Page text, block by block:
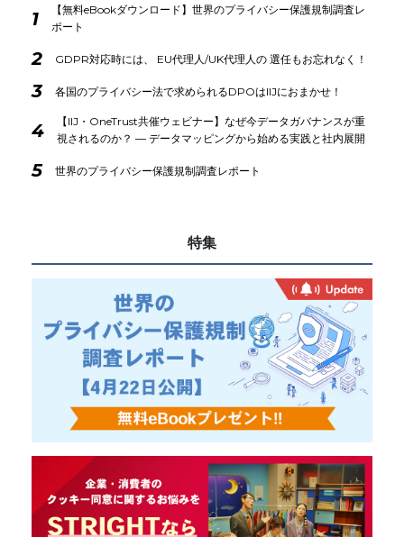
1
【無料eBookダウンロード】世界のプライバシー保護規制調査レ
ポート
2 GDPR対応時には、 EU代理人/UK代理人の 選任もお忘れなく！
3 各国のプライバシー法で求められるDPOはIIJにおまかせ！
4
【IIJ・OneTrust共催ウェビナー】なぜ今データガバナンスが重
視されるのか？ ― データマッピングから始める実践と社内展開
5 世界のプライバシー保護規制調査レポート
特集